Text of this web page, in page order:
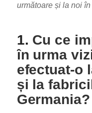
următoare și la noi în
1. Cu ce
în urma
efectuat-o
și la
Germania?